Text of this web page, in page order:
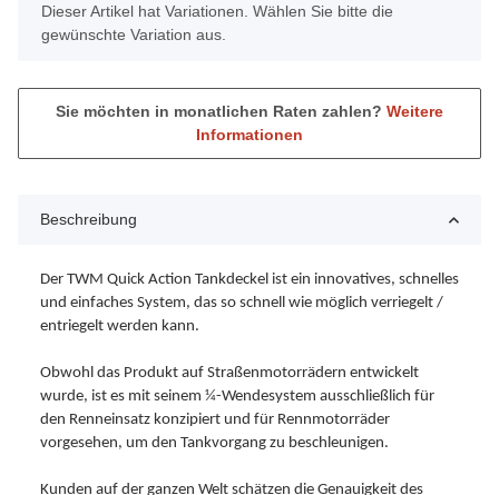
x
Dieser Artikel hat Variationen. Wählen Sie bitte die
gewünschte Variation aus.
Sie möchten in monatlichen Raten zahlen? Weitere
Informationen
Beschreibung
Der TWM Quick Action Tankdeckel ist ein innovatives, schnelles
und einfaches System, das so schnell wie möglich verriegelt /
entriegelt werden kann.
Obwohl das Produkt auf Straßenmotorrädern entwickelt
wurde, ist es mit seinem ¼-Wendesystem ausschließlich für
den Renneinsatz konzipiert und für Rennmotorräder
vorgesehen, um den Tankvorgang zu beschleunigen.
Kunden auf der ganzen Welt schätzen die Genauigkeit des